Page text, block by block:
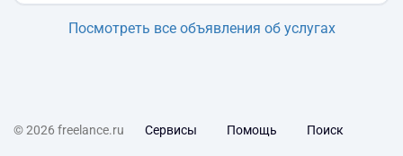
Посмотреть все объявления об услугах
© 2026 freelance.ru Сервисы Помощь Поиск